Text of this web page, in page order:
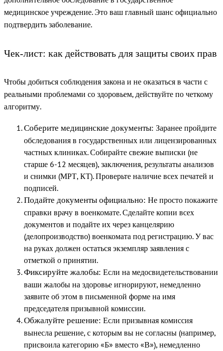
медицинское учреждение. Это ваш главный шанс официально
подтвердить заболевание.
Чек-лист: как действовать для защиты своих прав
Чтобы добиться соблюдения закона и не оказаться в части с
реальными проблемами со здоровьем, действуйте по четкому
алгоритму.
Соберите медицинские документы: Заранее пройдите
обследования в государственных или лицензированных
частных клиниках. Собирайте свежие выписки (не
старше 6-12 месяцев), заключения, результаты анализов
и снимки (МРТ, КТ). Проверьте наличие всех печатей и
подписей.
Подайте документы официально: Не просто покажите
справки врачу в военкомате. Сделайте копии всех
документов и подайте их через канцелярию
(делопроизводство) военкомата под регистрацию. У вас
на руках должен остаться экземпляр заявления с
отметкой о принятии.
Фиксируйте жалобы: Если на медосвидетельствовании
ваши жалобы на здоровье игнорируют, немедленно
заявите об этом в письменной форме на имя
председателя призывной комиссии.
Обжалуйте решение: Если призывная комиссия
вынесла решение, с которым вы не согласны (например,
присвоила категорию «Б» вместо «В»), немедленно